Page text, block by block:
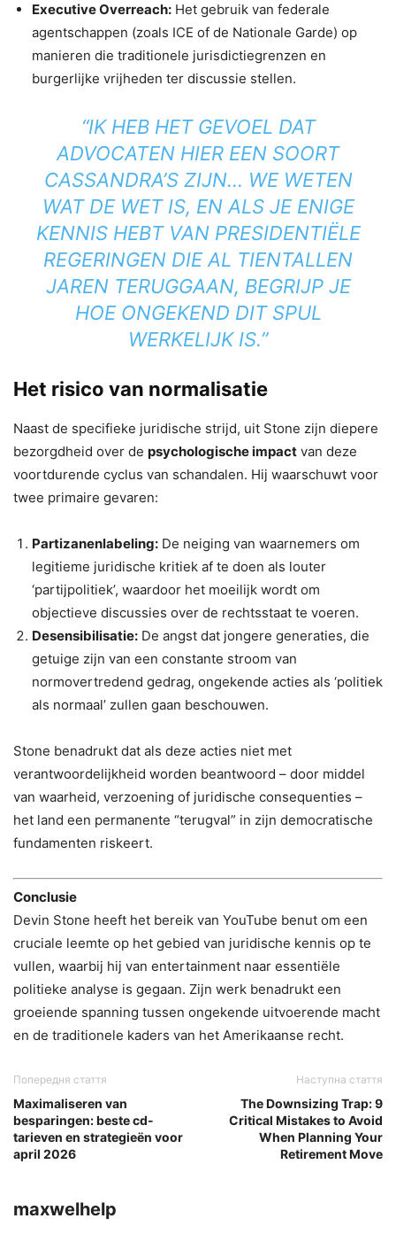
Executive Overreach: Het gebruik van federale
agentschappen (zoals ICE of de Nationale Garde) op
manieren die traditionele jurisdictiegrenzen en
burgerlijke vrijheden ter discussie stellen.
“IK HEB HET GEVOEL DAT
ADVOCATEN HIER EEN SOORT
CASSANDRA’S ZIJN… WE WETEN
WAT DE WET IS, EN ALS JE ENIGE
KENNIS HEBT VAN PRESIDENTIËLE
REGERINGEN DIE AL TIENTALLEN
JAREN TERUGGAAN, BEGRIJP JE
HOE ONGEKEND DIT SPUL
WERKELIJK IS.”
Het risico van normalisatie
Naast de specifieke juridische strijd, uit Stone zijn diepere
bezorgdheid over de psychologische impact van deze
voortdurende cyclus van schandalen. Hij waarschuwt voor
twee primaire gevaren:
Partizanenlabeling: De neiging van waarnemers om
legitieme juridische kritiek af te doen als louter
‘partijpolitiek’, waardoor het moeilijk wordt om
objectieve discussies over de rechtsstaat te voeren.
Desensibilisatie: De angst dat jongere generaties, die
getuige zijn van een constante stroom van
normovertredend gedrag, ongekende acties als ‘politiek
als normaal’ zullen gaan beschouwen.
Stone benadrukt dat als deze acties niet met
verantwoordelijkheid worden beantwoord – door middel
van waarheid, verzoening of juridische consequenties –
het land een permanente “terugval” in zijn democratische
fundamenten riskeert.
Conclusie
Devin Stone heeft het bereik van YouTube benut om een
cruciale leemte op het gebied van juridische kennis op te
vullen, waarbij hij van entertainment naar essentiële
politieke analyse is gegaan. Zijn werk benadrukt een
groeiende spanning tussen ongekende uitvoerende macht
en de traditionele kaders van het Amerikaanse recht.
Попередня стаття
Maximaliseren van
besparingen: beste cd-
tarieven en strategieën voor
april 2026
Наступна стаття
The Downsizing Trap: 9
Critical Mistakes to Avoid
When Planning Your
Retirement Move
maxwelhelp